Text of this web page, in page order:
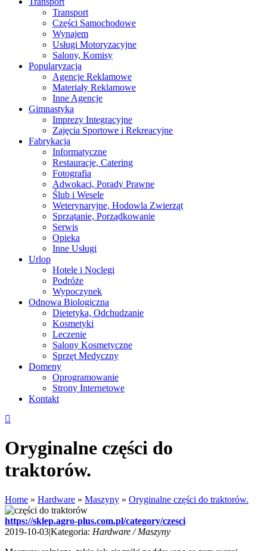
Transport
Części Samochodowe
Wynajem
Usługi Motoryzacyjne
Salony, Komisy
Popularyzacja
Agencje Reklamowe
Materiały Reklamowe
Inne Agencje
Gimnastyka
Imprezy Integracyjne
Zajęcia Sportowe i Rekreacyjne
Fabrykacja
Informatyczne
Restauracje, Catering
Fotografia
Adwokaci, Porady Prawne
Ślub i Wesele
Weterynaryjne, Hodowla Zwierząt
Sprzątanie, Porządkowanie
Serwis
Opieka
Inne Usługi
Urlop
Hotele i Noclegi
Podróże
Wypoczynek
Odnowa Biologiczna
Dietetyka, Odchudzanie
Kosmetyki
Leczenie
Salony Kosmetyczne
Sprzęt Medyczny
Domeny
Oprogramowanie
Strony Internetowe
Kontakt
Oryginalne części do
traktorów.
Home » Hardware » Maszyny » Oryginalne części do traktorów.
https://sklep.agro-plus.com.pl/category/czesci
2019-10-03|Kategoria: Hardware / Maszyny